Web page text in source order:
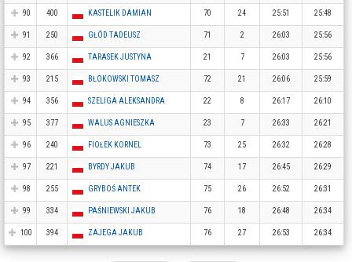
90 400 KASTELIK DAMIAN 70 24 25:51 25:48
91 250 GŁÓD TADEUSZ 71 2 26:03 25:56
92 366 TARASEK JUSTYNA 21 7 26:03 25:56
93 215 BŁOKOWSKI TOMASZ 72 21 26:06 25:59
94 356 SZELIGA ALEKSANDRA 22 8 26:17 26:10
95 377 WALUS AGNIESZKA 23 7 26:33 26:21
96 240 FIOŁEK KORNEL 73 25 26:32 26:28
97 221 BYRDY JAKUB 74 17 26:45 26:29
98 255 GRYBOŚ ANTEK 75 26 26:52 26:31
99 334 PAŚNIEWSKI JAKUB 76 18 26:48 26:34
100 394 ZAJEGA JAKUB 76 27 26:53 26:34